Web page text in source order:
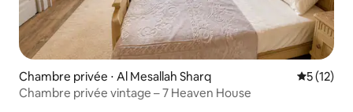
Chambre privée ⋅ Al Mesallah Sharq
5 (12)
Chambre privée vintage – 7 Heaven House